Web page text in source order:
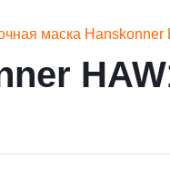
маска Hanskonner